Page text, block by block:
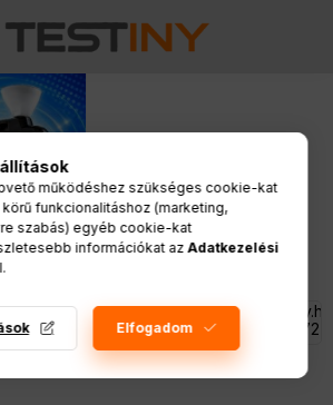
mail: info@testiny.hu
20/5000-272
működéshez szükséges cookie-kat
funkcionalitáshoz (marketing,
szabás) egyéb cookie-kat
információkat azAdatkezelési
Elfogadom